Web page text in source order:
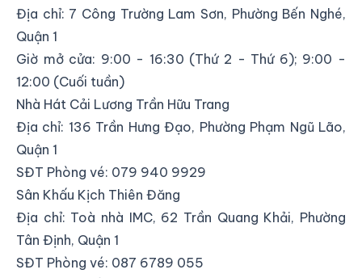
Địa chỉ: 7 Công Trường Lam Sơn, Phường Bến Nghé,
Quận 1
Giờ mở cửa: 9:00 - 16:30 (Thứ 2 - Thứ 6); 9:00 -
12:00 (Cuối tuần)
Nhà Hát Cải Lương Trần Hữu Trang
Địa chỉ: 136 Trần Hưng Đạo, Phường Phạm Ngũ Lão,
Quận 1
SĐT Phòng vé: 079 940 9929
Sân Khấu Kịch Thiên Đăng
Địa chỉ: Toà nhà IMC, 62 Trần Quang Khải, Phường
Tân Định, Quận 1
SĐT Phòng vé: 087 6789 055